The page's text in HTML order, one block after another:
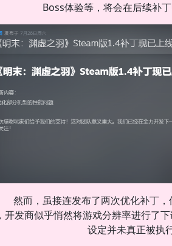
Boss体验等，将会在后续补丁
然而，虽接连发布了两次优化补丁
开发商似乎悄然将游戏分辨率进行了
设定并未真正被执行